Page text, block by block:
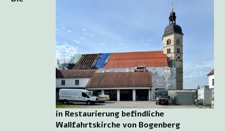
in Restaurierung befindliche
Wallfahrtskirche von Bogenberg